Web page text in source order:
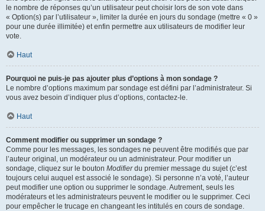
le nombre de réponses qu’un utilisateur peut choisir lors de son vote dans
« Option(s) par l’utilisateur », limiter la durée en jours du sondage (mettre « 0 »
pour une durée illimitée) et enfin permettre aux utilisateurs de modifier leur
vote.
Haut
Pourquoi ne puis-je pas ajouter plus d’options à mon sondage ?
Le nombre d’options maximum par sondage est défini par l’administrateur. Si
vous avez besoin d’indiquer plus d’options, contactez-le.
Haut
Comment modifier ou supprimer un sondage ?
Comme pour les messages, les sondages ne peuvent être modifiés que par
l’auteur original, un modérateur ou un administrateur. Pour modifier un
sondage, cliquez sur le bouton Modifierdu premier message du sujet (c’est
toujours celui auquel est associé le sondage). Si personne n’a voté, l’auteur
peut modifier une option ou supprimer le sondage. Autrement, seuls les
modérateurs et les administrateurs peuvent le modifier ou le supprimer. Ceci
pour empêcher le trucage en changeant les intitulés en cours de sondage.